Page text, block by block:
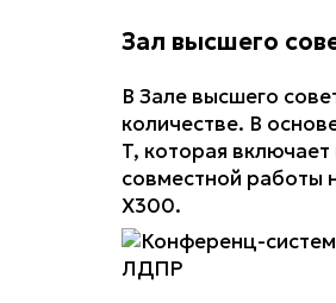
Зал высшего
В Зале высшего
количестве. В
T, которая
совместной работы
X300.